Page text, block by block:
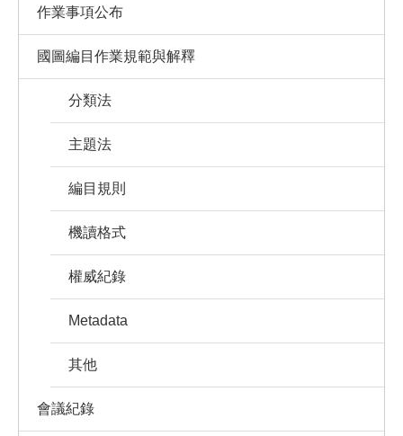
作業事項公布
國圖編目作業規範與解釋
分類法
主題法
編目規則
機讀格式
權威紀錄
Metadata
其他
會議紀錄